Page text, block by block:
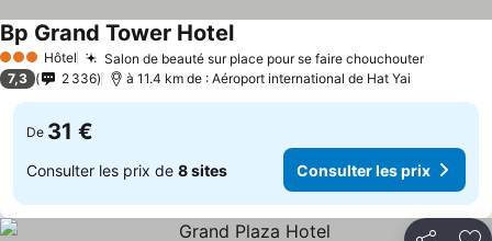
3 ÉtoilesHôtel Salon de beauté sur place pour se faire chouchouter
Bp Grand Tower Hotel
7,3 2 336 à 11.4 km de : Aéroport international de Hat Yai
De 31 €
Consulter les prix de 8 sites Consulter les prix